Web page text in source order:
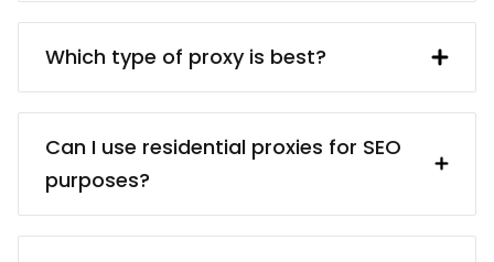
British websites and services (e.g.
collecting data from them) much easier.
free 卢森堡 proxy servers usually are
dangerous because of the privacy and
security risks. Even if finding a reliable
time, it’s worth it because paid proxies
usually come from reliable sources.
You’ll be sure that your proxies are
ethically obtained, and you won’t have
Which type of proxy is best?
There are different proxy types for
different targets: for example,
residential proxies (real devices) vs.
data center proxies (cheaper); static
proxies (better for services that require
Can I use residential proxies for SEO
purposes?
Certainly! Our residential proxies are